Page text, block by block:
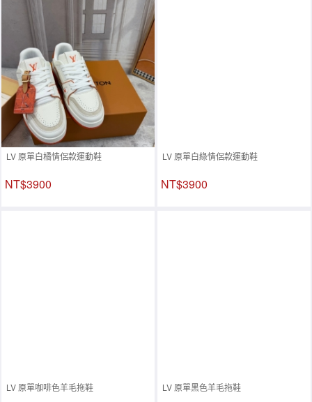
LV 原單白橘情侶款運動鞋
NT$3900
LV 原單白綠情侶款運動鞋
NT$3900
LV 原單咖啡色羊毛拖鞋 LV 原單黑色羊毛拖鞋